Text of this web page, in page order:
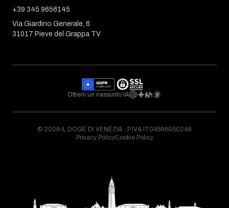
+39 345 9656145
Via Giardino Generale, 6
31017 Pieve del Grappa TV
Ottieni un riassunto IA
© 2026 IL DOGE DI VENEZIA · P.IVA IT04596950248
Privacy PolicyCookie Policy